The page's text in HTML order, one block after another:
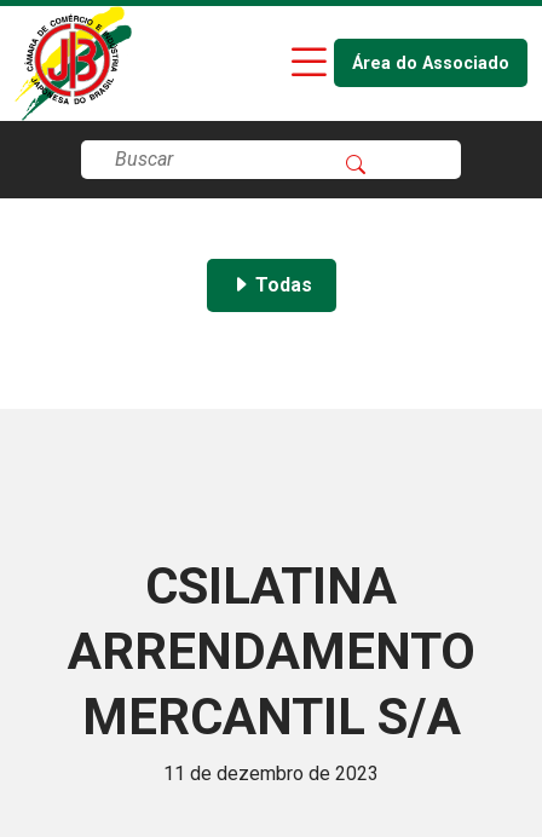
Área do Associado
Todas
CSILATINA
ARRENDAMENTO
MERCANTIL S/A
11 de dezembro de 2023